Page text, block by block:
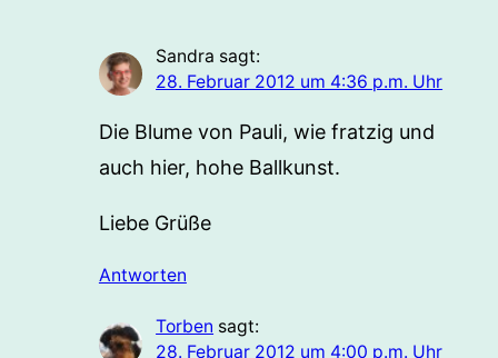
Sandra sagt:
28. Februar 2012 um 4:36 p.m. Uhr
Die Blume von Pauli, wie fratzig und
auch hier, hohe Ballkunst.
Liebe Grüße
Antworten
Torben sagt:
28. Februar 2012 um 4:00 p.m. Uhr